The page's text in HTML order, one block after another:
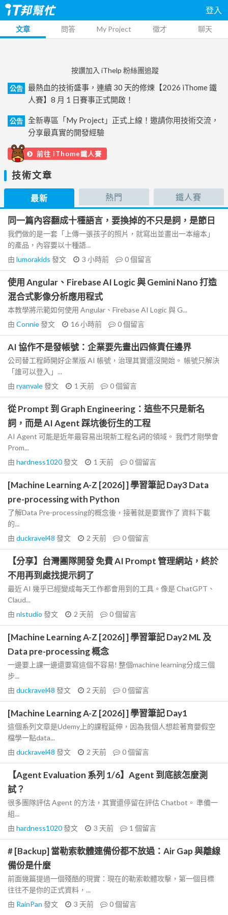
登入
文章 問答 My Project 徵才 聊天
按讚加入 iThelp 粉絲團追蹤
公告
最熱血的技術盛事，連續 30 天的修煉【2026 iThome 鐵
人賽】8 月 1 日賽事正式開啟！
公告
全新專區「My Project」正式上線！邀請你用技術交流，
分享最真實的開發經驗
前往 iThome鐵人賽
技術文章
最新 熱門 鐵人賽
同一篇內容翻成十種語言，要換掉的不只是詞，是節日
我們做的是一套「上傳一張孩子的照片，就寫出並畫出一本繪本」
的產品，內容要以十種語...
由 lumorakids 發文 3 小時前 0個留言
使用 Angular、Firebase AI Logic 與 Gemini Nano 打造
混合式影像分析應用程式
本教學將示範如何使用 Angular、Firebase AI Logic 與 G...
由 Connie發文 16 小時前 0個留言
AI 協作不是發帳號：企業要先畫出四條責任邊界
公司替工程師開好企業版 AI 帳號，治理其實還沒開始。 帳號只解決
「誰可以登入」...
由 ryanvale發文 1 天前 0個留言
從 Prompt 到 Graph Engineering：這些不只是新名
詞，而是 AI Agent 踩坑後衍生的工程
AI Agent 可能是近年最容易出現新工程名詞的領域。 我們才剛學會
Prom...
由 hardness1020發文 1 天前 0個留言
[Machine Learning A-Z [2026] ] 學習筆記 Day3 Data
pre-processing with Python
了解Data Pre-processing的概念後，接著就是要實作了 資料下載
的...
由 duckravel48 發文 2 天前 0個留言
【分享】台灣團隊開發 免費 AI Prompt 管理網站，終於
不用再到處找提示詞了
最近 AI 幾乎已經變成每天工作都會用到的工具。像是 ChatGPT、
Claud...
由 nlstudio 發文 2 天前 0個留言
[Machine Learning A-Z [2026] ] 學習筆記 Day2 ML 及
Data pre-processing 概念
一邊要上課一邊還要寫這個不容易! 整個machine learning分成三個
步...
由 duckravel48 發文 2 天前 0個留言
[Machine Learning A-Z [2026] ] 學習筆記 Day1
這個系列文章是Udemy上的課程延伸，因為我個人想趁著育嬰假空
檔學一點data...
由 duckravel48 發文 2 天前 0個留言
【Agent Evaluation 系列 1/6】Agent 到底該怎麼測
試？
很多團隊評估 Agent 的方法，其實還停留在評估 Chatbot。 準備一
組...
由 hardness1020發文 3 天前 1 個留言
# [Backup] 當勒索軟體連備份都不放過：Air Gap 與離線
備份是什麼
前面幾篇提過一個殘酷的現實：現在的勒索軟體攻擊，第一個目標
往往不是你的正式資料，...
由 RainPan 發文 3 天前 0個留言